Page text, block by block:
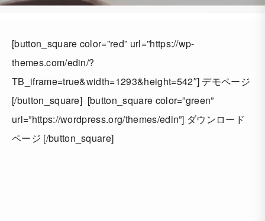
[button_square color=”red” url=”https://wp-
themes.com/edin/?
TB_iframe=true&width=1293&height=542″] デモページ
[/button_square] [button_square color=”green”
url=”https://wordpress.org/themes/edin”] ダウンロード
ページ [/button_square]